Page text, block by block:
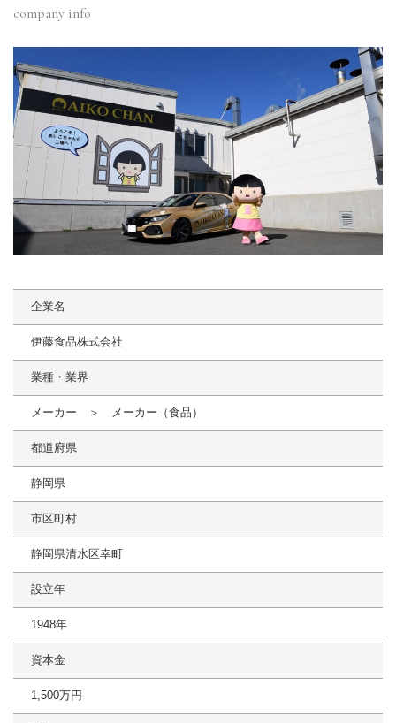
company info
企業名
伊藤食品株式会社
業種・業界
メーカー ＞ メーカー（食品）
都道府県
静岡県
市区町村
静岡県清水区幸町
設立年
1948年
資本金
1,500万円